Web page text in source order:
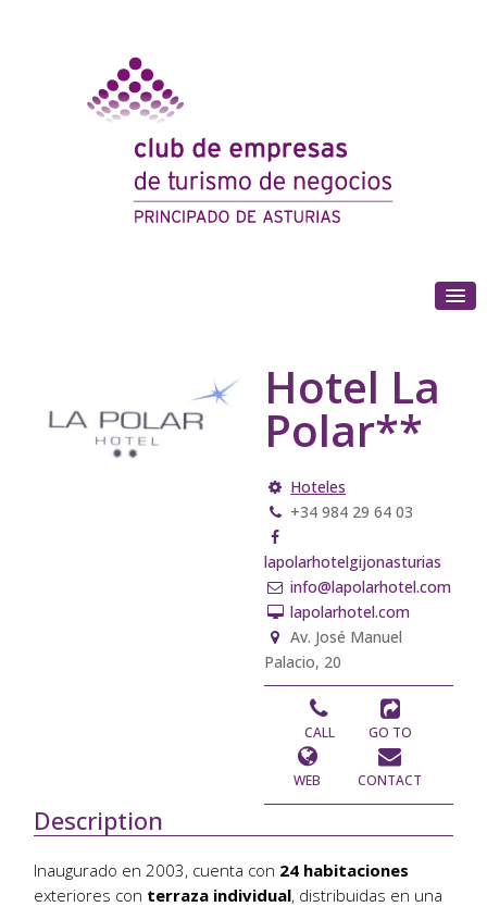
Hotel La
Polar**
Hoteles
+34 984 29 64 03
lapolarhotelgijonasturias
info@lapolarhotel.com
lapolarhotel.com
Av. José Manuel
Palacio, 20
CALL GO TO
WEB CONTACT
Description
Inaugurado en 2003, cuenta con 24 habitaciones
exteriores con terraza individual, distribuidas en una